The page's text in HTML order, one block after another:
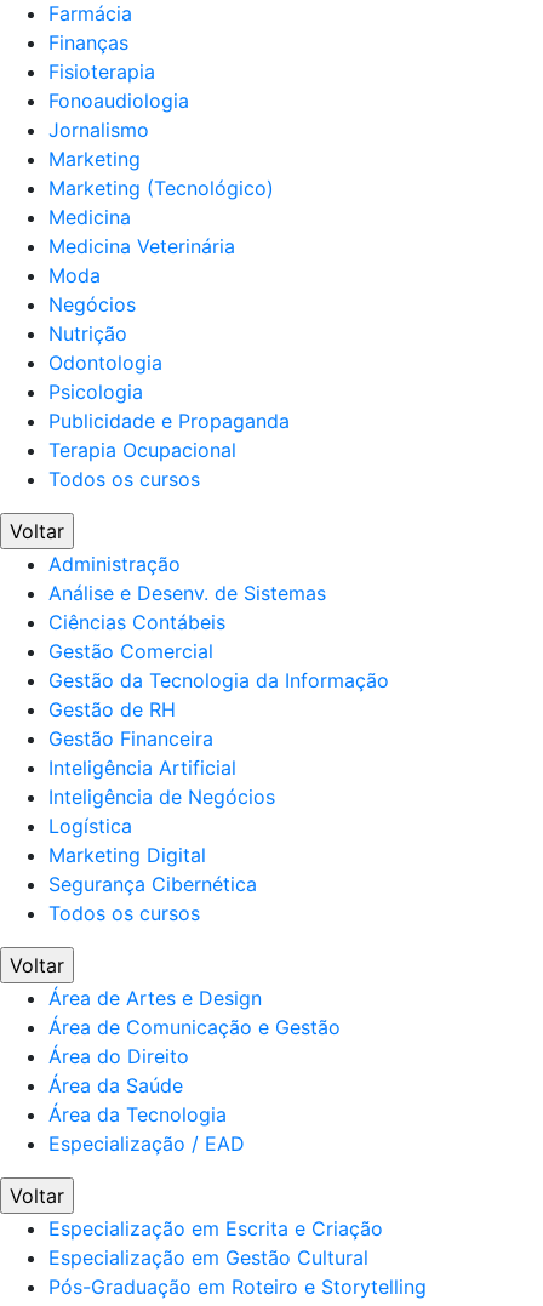
Farmácia
Finanças
Fisioterapia
Fonoaudiologia
Jornalismo
Marketing
Marketing (Tecnológico)
Medicina
Medicina Veterinária
Moda
Negócios
Nutrição
Odontologia
Psicologia
Publicidade e Propaganda
Terapia Ocupacional
Todos os cursos
Voltar
Administração
Análise e Desenv. de Sistemas
Ciências Contábeis
Gestão Comercial
Gestão da Tecnologia da Informação
Gestão de RH
Gestão Financeira
Inteligência Artificial
Inteligência de Negócios
Logística
Marketing Digital
Segurança Cibernética
Todos os cursos
Voltar
Área de Artes e Design
Área de Comunicação e Gestão
Área do Direito
Área da Saúde
Área da Tecnologia
Especialização / EAD
Voltar
Especialização em Escrita e Criação
Especialização em Gestão Cultural
Pós-Graduação em Roteiro e Storytelling